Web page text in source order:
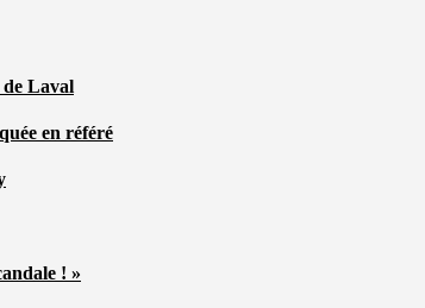
de Laval
en référé
! »